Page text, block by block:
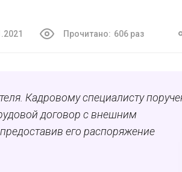
Прочитано: 606 раз
Кадровому специалисту
договор с внешним
его распоряжение